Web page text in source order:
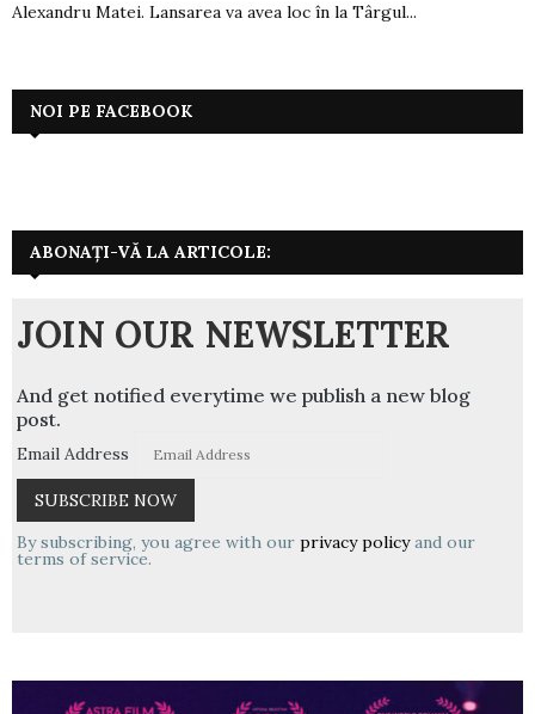
Alexandru Matei. Lansarea va avea loc în la Târgul...
NOI PE FACEBOOK
ABONAȚI-VĂ LA ARTICOLE:
JOIN OUR NEWSLETTER
And get notified everytime we publish a new blog
post.
Email Address
By subscribing, you agree with our privacy policyand our
terms of service.